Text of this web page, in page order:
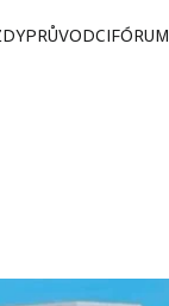
PRŮVODCIFÓRUM